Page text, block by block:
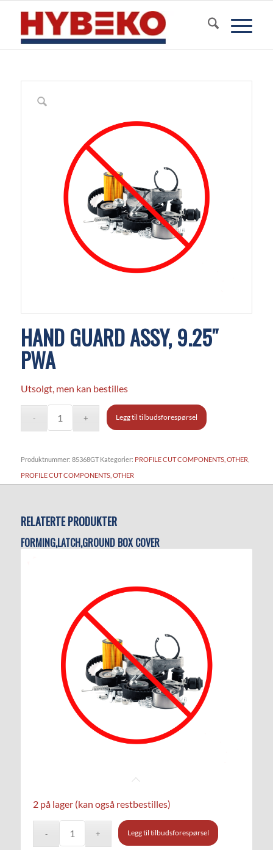
HAND GUARD ASSY, 9.25″
PWA
Utsolgt, men kan bestilles
Legg til tilbudsforespørsel
Produktnummer: 85368GT Kategorier: PROFILE CUT COMPONENTS, OTHER,
PROFILE CUT COMPONENTS, OTHER
RELATERTE PRODUKTER
FORMING,LATCH,GROUND BOX COVER
2 på lager (kan også restbestilles)
Legg til tilbudsforespørsel